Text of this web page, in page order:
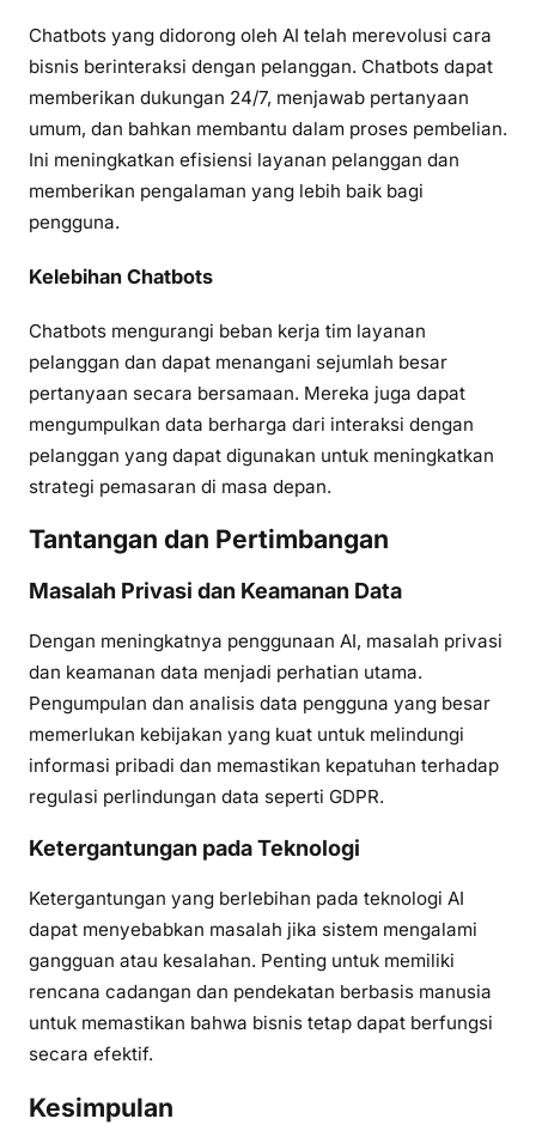
Chatbots yang didorong oleh AI telah merevolusi cara
bisnis berinteraksi dengan pelanggan. Chatbots dapat
memberikan dukungan 24/7, menjawab pertanyaan
umum, dan bahkan membantu dalam proses pembelian.
Ini meningkatkan efisiensi layanan pelanggan dan
memberikan pengalaman yang lebih baik bagi
pengguna.
Kelebihan Chatbots
Chatbots mengurangi beban kerja tim layanan
pelanggan dan dapat menangani sejumlah besar
pertanyaan secara bersamaan. Mereka juga dapat
mengumpulkan data berharga dari interaksi dengan
pelanggan yang dapat digunakan untuk meningkatkan
strategi pemasaran di masa depan.
Tantangan dan Pertimbangan
Masalah Privasi dan Keamanan Data
Dengan meningkatnya penggunaan AI, masalah privasi
dan keamanan data menjadi perhatian utama.
Pengumpulan dan analisis data pengguna yang besar
memerlukan kebijakan yang kuat untuk melindungi
informasi pribadi dan memastikan kepatuhan terhadap
regulasi perlindungan data seperti GDPR.
Ketergantungan pada Teknologi
Ketergantungan yang berlebihan pada teknologi AI
dapat menyebabkan masalah jika sistem mengalami
gangguan atau kesalahan. Penting untuk memiliki
rencana cadangan dan pendekatan berbasis manusia
untuk memastikan bahwa bisnis tetap dapat berfungsi
secara efektif.
Kesimpulan